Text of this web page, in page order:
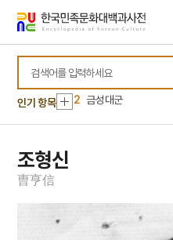
바로가기
바로가기
인기 항목
2 금성대군
7 개
고부민란
조형신
曺亨信